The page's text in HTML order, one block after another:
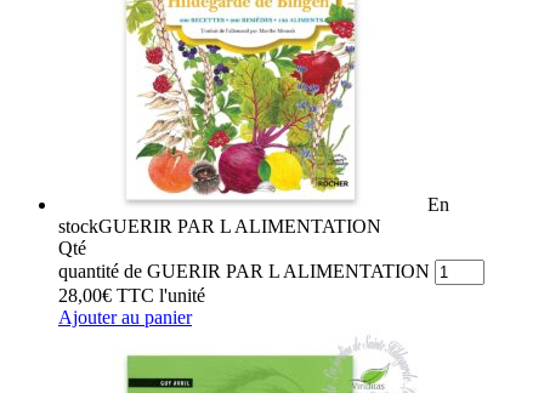
En
stockGUERIR PAR L ALIMENTATION
Qté
quantité de GUERIR PAR L ALIMENTATION
28,00€ TTC l'unité
Ajouter au panier